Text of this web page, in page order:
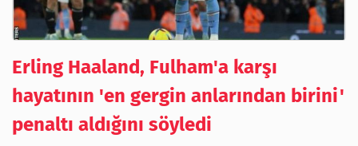
Erling Haaland, Fulham'a karşı
hayatının 'en gergin anlarından birini'
penaltı aldığını söyledi